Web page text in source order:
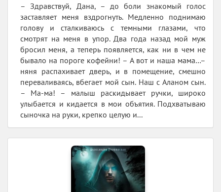
– Здравствуй, Дана, – до боли знакомый голос
заставляет меня вздрогнуть. Медленно поднимаю
голову и сталкиваюсь с темными глазами, что
смотрят на меня в упор. Два года назад мой муж
бросил меня, а теперь появляется, как ни в чем не
бывало на пороге кофейни! – А вот и наша мама…–
няня распахивает дверь, и в помещение, смешно
переваливаясь, вбегает мой сын. Наш с Аланом сын.
– Ма-ма! – малыш раскидывает ручки, широко
улыбается и кидается в мои объятия. Подхватываю
сыночка на руки, крепко целую и...